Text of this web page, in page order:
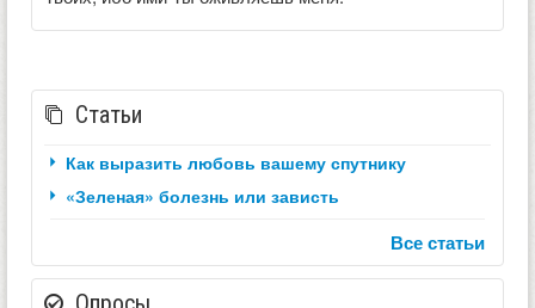
Статьи
Как выразить любовь вашему спутнику
«Зеленая» болезнь или зависть
Все статьи